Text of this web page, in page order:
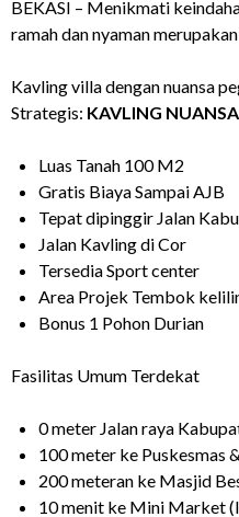
BEKASI – Menikmati
ramah dan nyaman
Kavling villa dengan nuansa
Strategis: KAVLING
Luas Tanah 100 M2
Gratis Biaya Sampai AJB
Tepat dipinggir Jalan
Jalan Kavling di Cor
Tersedia Sport center
Area Projek Tembok
Bonus 1 Pohon Durian
Fasilitas Umum Terdekat
0 meter Jalan raya
100 meter ke Puskesmas
200 meteran ke Masjid
10 menit ke Mini Market